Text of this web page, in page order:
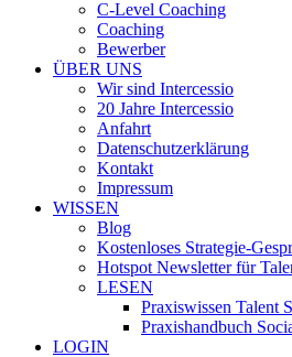
C-Level Coaching
Coaching
Bewerber
ÜBER UNS
Wir sind Intercessio
20 Jahre Intercessio
Anfahrt
Datenschutzerklärung
Kontakt
Impressum
WISSEN
Blog
Kostenloses Strategie-
Hotspot Newsletter für
LESEN
Praxiswissen Talent
Praxishandbuch
LOGIN